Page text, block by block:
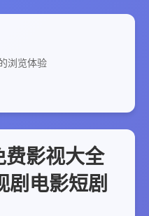
浏览体验
影视大全
剧电影短剧